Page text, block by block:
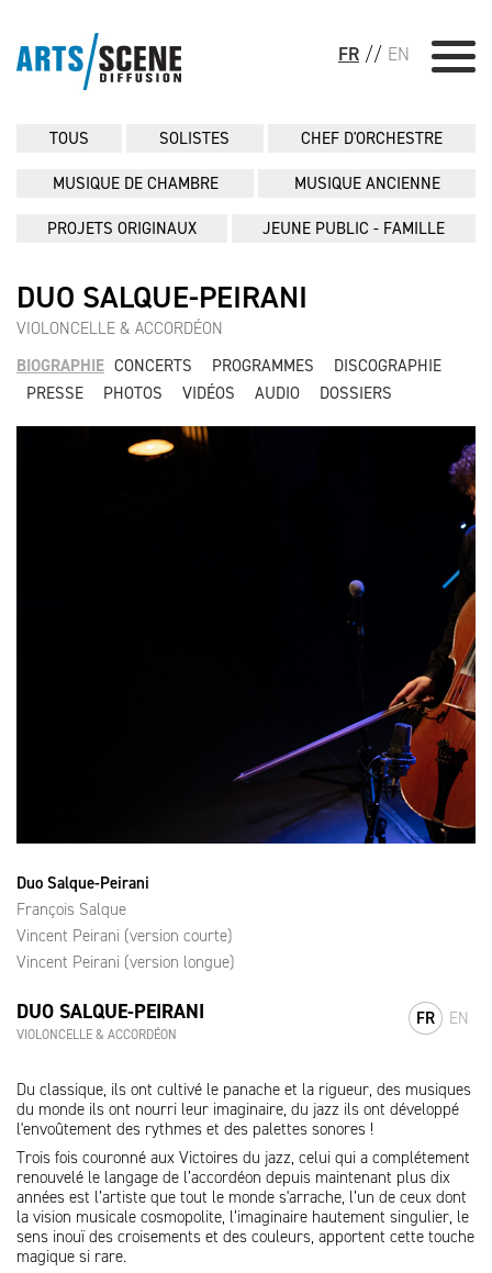
FR // EN
TOUS SOLISTES CHEF D'ORCHESTRE
MUSIQUE DE CHAMBRE MUSIQUE ANCIENNE
PROJETS ORIGINAUX JEUNE PUBLIC - FAMILLE
DUO SALQUE-PEIRANI
VIOLONCELLE & ACCORDÉON
BIOGRAPHIE CONCERTS PROGRAMMES
DISCOGRAPHIE
PRESSE
PHOTOS VIDÉOS AUDIO DOSSIERS
Duo Salque-Peirani
François Salque
Vincent Peirani (version courte)
Vincent Peirani (version longue)
FR EN
DUO SALQUE-PEIRANI
VIOLONCELLE & ACCORDÉON
Du classique, ils ont cultivé le panache et la rigueur, des musiques
du monde ils ont nourri leur imaginaire, du jazz ils ont développé
l'envoûtement des rythmes et des palettes sonores !
Trois fois couronné aux Victoires du jazz, celui qui a complétement
renouvelé le langage de l’accordéon depuis maintenant plus dix
années est l’artiste que tout le monde s'arrache, l’un de ceux dont
la vision musicale cosmopolite, l’imaginaire hautement singulier, le
sens inouï des croisements et des couleurs, apportent cette touche
magique si rare.